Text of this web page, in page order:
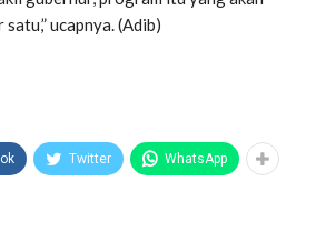
ucapnya. (Adib)
Twitter WhatsApp